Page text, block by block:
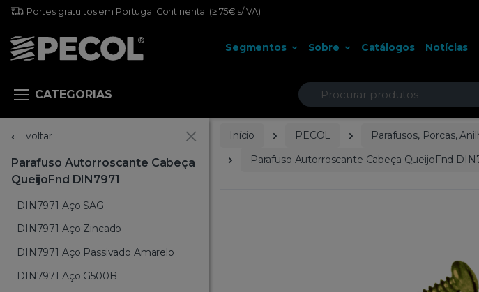
Portes gratuitos em Portugal Continental (≥ 75€ s/IVA)
Segmentos Sobre Catálogos Notícias
CATEGORIAS Procurar
voltar
Parafuso Autorroscante Cabeça
QueijoFnd DIN7971
DIN7971 Aço SAG
DIN7971 Aço Zincado
DIN7971 Aço Passivado Amarelo
DIN7971 Aço G500B
Início PECOL Parafusos, Porcas,
Parafuso Autorroscante Cabeça QueijoFnd